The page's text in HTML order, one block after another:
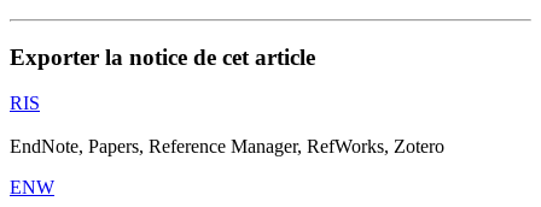
Exporter la notice de cet article
RIS
EndNote, Papers, Reference Manager, RefWorks, Zotero
ENW